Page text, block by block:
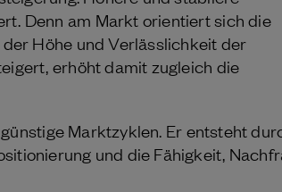
Denn am Markt orientiert sich die
Höhe und Verlässlichkeit der
erhöht damit zugleich die
Marktzyklen. Er entsteht
und die Fähigkeit,